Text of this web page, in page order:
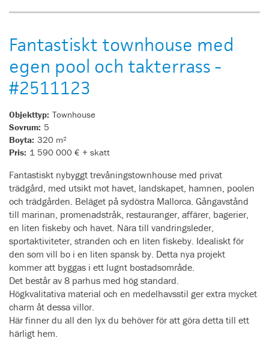
Fantastiskt townhouse med
egen pool och takterrass -
#2511123
Objekttyp: Townhouse
Sovrum: 5
Boyta: 320 m²
Pris: 1 590 000 € + skatt
Fantastiskt nybyggt trevåningstownhouse med privat
trädgård, med utsikt mot havet, landskapet, hamnen, poolen
och trädgården. Beläget på sydöstra Mallorca. Gångavstånd
till marinan, promenadstråk, restauranger, affärer, bagerier,
en liten fiskeby och havet. Nära till vandringsleder,
sportaktiviteter, stranden och en liten fiskeby. Idealiskt för
den som vill bo i en liten spansk by. Detta nya projekt
kommer att byggas i ett lugnt bostadsområde.
Det består av 8 parhus med hög standard.
Högkvalitativa material och en medelhavsstil ger extra mycket
charm åt dessa villor.
Här finner du all den lyx du behöver för att göra detta till ett
härligt hem.